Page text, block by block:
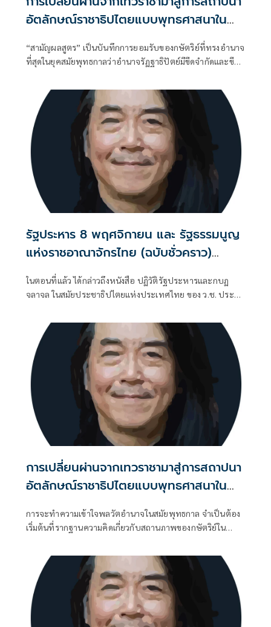
อัตลักษณ์ราชาธิปไตยแบบพุทธศาสนาใน
พระไตรปิฏก : สามัญผลสูตรในฐานะทฤษฎี
ขีดจำกัดของอำนาจรัฐเหนือแรงงานและ
ทรัพย์สิน
“สามัญผลสูตร” เป็นบันทึกการยอมรับของกษัตริย์ที่ทรงอำนาจ
ที่สุดในยุคสมัยพุทธกาลว่าอำนาจรัฏฐาธิปัตย์มีขีดจำกัดและขีด
รัฐประหาร 8 พฤศจิกายน และ รัฐธรรมนูญ
แห่งราชอาณาจักรไทย (ฉบับชั่วคราว)
พุทธศักราช 2490 (ตอนที่ 17): พระราช
หัตถเลขาในหลวงรัชกาลที่ 9 สนับสนุน
ในตอนที่แล้ว ได้กล่าวถึงหนังสือ ปฏิวัติรัฐประหารและกบฏ
จลาจล ในสมัยประชาธิปไตยแห่งประเทศไทย ของ ว.ช. ประสัง
การเปลี่ยนผ่านจากเทวราชามาสู่การสถาปนา
อัตลักษณ์ราชาธิปไตยแบบพุทธศาสนาใน
การจะทำความเข้าใจพลวัตอำนาจในสมัยพุทธกาล จำเป็นต้อง
เริ่มต้นที่รากฐานความคิดเกี่ยวกับสถานภาพของกษัตริย์ใน